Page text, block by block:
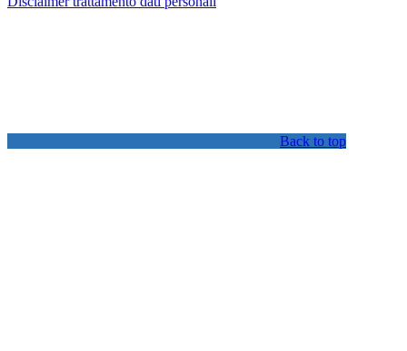
Back to top